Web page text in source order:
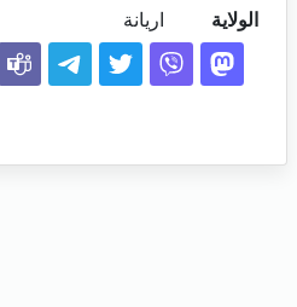
الولاية اريانة